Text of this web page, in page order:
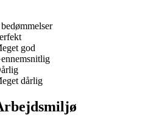
god
dårlig